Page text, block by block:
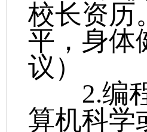
校长资历
平，身体
议）
2.编程
算机科学